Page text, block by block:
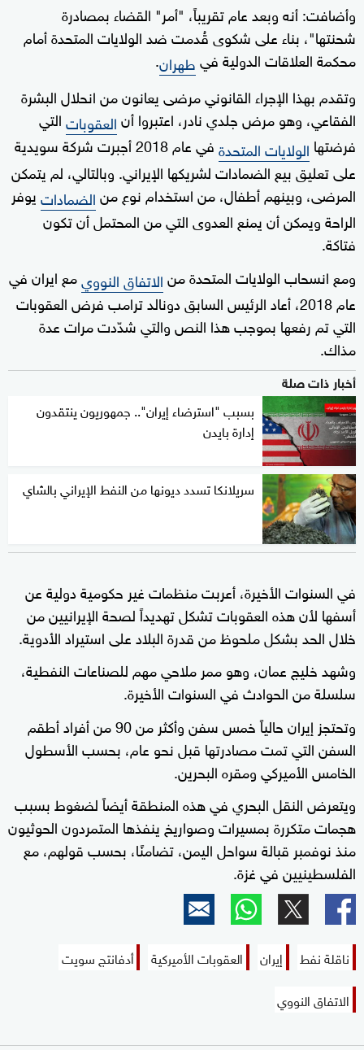
وأضافت: أنه وبعد عام تقريباً، "أمر" القضاء بمصادرة
شحنتها"، بناء على شكوى قُدمت ضد الولايات المتحدة أمام
محكمة العلاقات الدولية فيطهران.
وتقدم بهذا الإجراء القانوني مرضى يعانون من انحلال البشرة
الفقاعي، وهو مرض جلدي نادر، اعتبروا أنالعقوباتالتي
فرضتها الولايات المتحدة
في عام 2018 أجبرت شركة سويدية
على تعليق بيع الضمادات لشريكها الإيراني. وبالتالي، لم يتمكن
المرضى، وبينهم أطفال، من استخدام نوع منالضماداتيوفر
الراحة ويمكن أن يمنع العدوى التي من المحتمل أن تكون
فتاكة.
ومع انسحاب الولايات المتحدة منالاتفاق النوويمع ايران في
عام 2018، أعاد الرئيس السابق دونالد ترامب فرض العقوبات
التي تم رفعها بموجب هذا النص والتي شدّدت مرات عدة
مذاك.
أخبار ذات صلة
بسبب "استرضاء إيران".. جمهوريون ينتقدون
إدارة بايدن
سريلانكا تسدد ديونها من النفط الإيراني بالشاي
في السنوات الأخيرة، أعربت منظمات غير حكومية دولية عن
أسفها لأن هذه العقوبات تشكل تهديداً لصحة الإيرانيين من
خلال الحد بشكل ملحوظ من قدرة البلاد على استيراد الأدوية.
وشهد خليج عمان، وهو ممر ملاحي مهم للصناعات النفطية،
سلسلة من الحوادث في السنوات الأخيرة.
وتحتجز إيران حالياً خمس سفن وأكثر من 90 من أفراد أطقم
السفن التي تمت مصادرتها قبل نحو عام، بحسب الأسطول
الخامس الأميركي ومقره البحرين.
ويتعرض النقل البحري في هذه المنطقة أيضاً لضغوط بسبب
هجمات متكررة بمسيرات وصواريخ ينفذها المتمردون الحوثيون
منذ نوفمبر قبالة سواحل اليمن، تضامنًا، بحسب قولهم، مع
الفلسطينيين في غزة.
ناقلة نفط إيران العقوبات الأميركية
أدفانتج سويت
الاتفاق النووي